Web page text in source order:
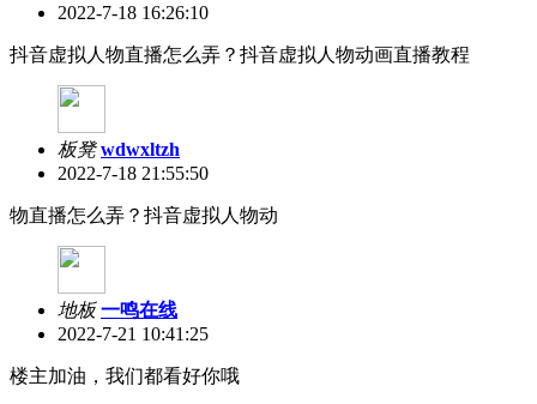
2022-7-18 16:26:10
抖音虚拟人物直播怎么弄？抖音虚拟人物动画直播教程
板凳 wdwxltzh
2022-7-18 21:55:50
物直播怎么弄？抖音虚拟人物动
地板 一鸣在线
2022-7-21 10:41:25
楼主加油，我们都看好你哦